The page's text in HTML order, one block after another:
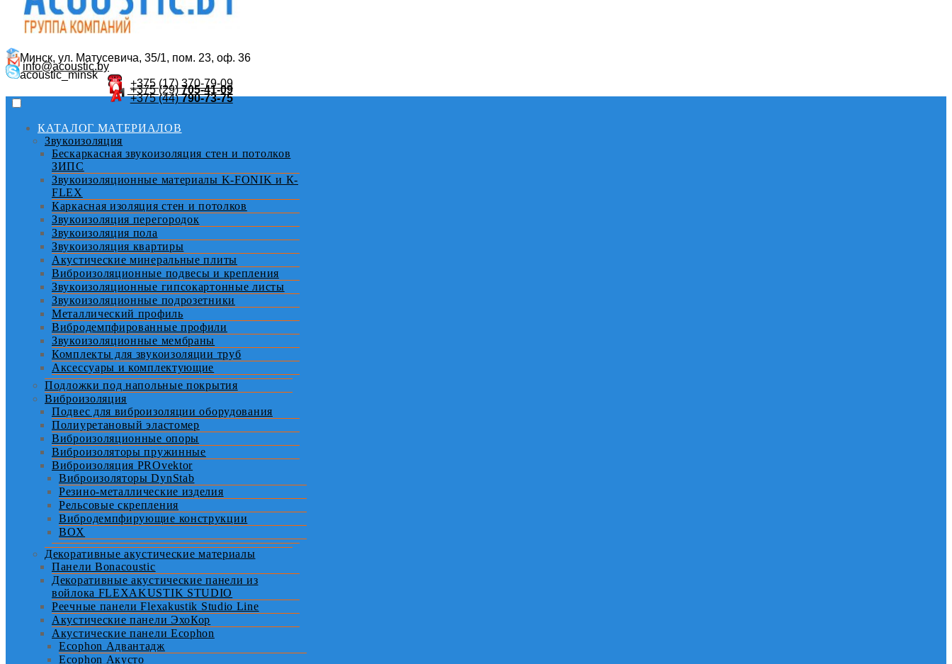
Минск, ул. Матусевича, 35/1, пом. 23, оф. 36
info@acoustic.by
acoustic_minsk
+375 (17) 370-79-09
+375 (29)705-41-09
+375 (44)790-73-75
КАТАЛОГ МАТЕРИАЛОВ
Звукоизоляция
Бескаркасная звукоизоляция стен и потолков
ЗИПС
Звукоизоляционные материалы K-FONIK и К-
FLEX
Каркасная изоляция стен и потолков
Звукоизоляция перегородок
Звукоизоляция пола
Звукоизоляция квартиры
Акустические минеральные плиты
Виброизоляционные подвесы и крепления
Звукоизоляционные гипсокартонные листы
Звукоизоляционные подрозетники
Металлический профиль
Вибродемпфированные профили
Звукоизоляционные мембраны
Комплекты для звукоизоляции труб
Аксессуары и комплектующие
Подложки под напольные покрытия
Виброизоляция
Подвес для виброизоляции оборудования
Полиуретановый эластомер
Виброизоляционные опоры
Виброизоляторы пружинные
Виброизоляция PROvektor
Виброизоляторы DynStab
Резино-металлические изделия
Рельсовые скрепления
Вибродемпфирующие конструкции
BOX
Декоративные акустические материалы
Панели Bonacoustic
Декоративные акустические панели из
войлока FLEXAKUSTIK STUDIO
Реечные панели Flexakustik Studio Line
Акустические панели ЭхоКор
Акустические панели Ecophon
Ecophon Адвантадж
Ecophon Акусто